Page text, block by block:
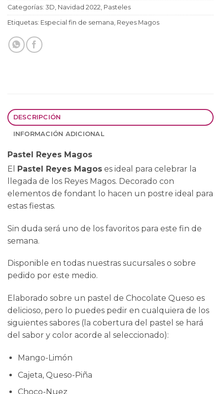
Categorías: 3D Navidad 2022 Pasteles
Etiquetas: Especial fin de semana Reyes Magos
DESCRIPCIÓN
INFORMACIÓN ADICIONAL
Pastel Reyes Magos
El Pastel Reyes Magos es ideal para celebrar la
llegada de los Reyes Magos. Decorado con
elementos de fondant lo hacen un postre ideal para
estas fiestas.
Sin duda será uno de los favoritos para este fin de
semana.
Disponible en todas nuestras sucursales o sobre
pedido por este medio.
Elaborado sobre un pastel de Chocolate Queso es
delicioso, pero lo puedes pedir en cualquiera de los
siguientes sabores (la cobertura del pastel se hará
del sabor y color acorde al seleccionado):
Mango-Limón
Cajeta, Queso-Piña
Choco-Nuez